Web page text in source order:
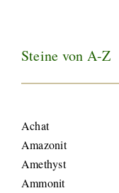
Steine von A-Z
Achat
Amazonit
Amethyst
Ammonit